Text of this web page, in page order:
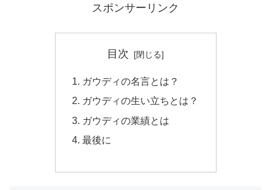
スポンサーリンク
目次
ガウディの名言とは？
ガウディの生い立ちとは？
ガウディの業績とは
最後に